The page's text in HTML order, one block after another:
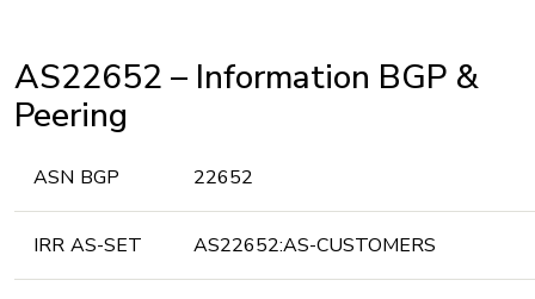
AS22652 – Information BGP &
Peering
ASN BGP 22652
IRR AS-SET AS22652:AS-CUSTOMERS